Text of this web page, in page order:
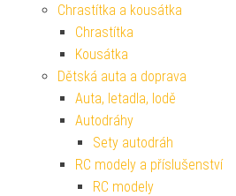
Chrastítka a kousátka
Chrastítka
Kousátka
Dětská auta a doprava
Auta, letadla, lodě
Autodráhy
Sety autodráh
RC modely a příslušenství
RC modely